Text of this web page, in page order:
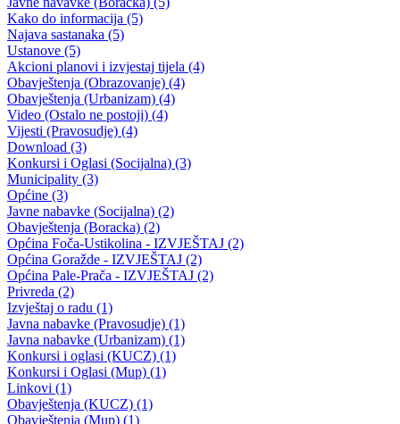
Javni oglas za nominiranje kandidata na poziciju člana u Upravnom
odboru Federalnog zavoda za penzijsko i invalidsko osiguranje,
Vlade Bosansko – podrinjskog kantona Goražde
16.11.2022